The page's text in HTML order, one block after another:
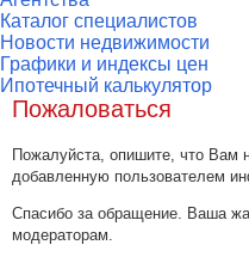
Каталог специалистов
Новости недвижимости
Графики и индексы цен
Ипотечный калькулятор
Пожаловаться
Пожалуйста, опишите, что Вам
добавленную пользователем
Спасибо за обращение. Ваша
модераторам.